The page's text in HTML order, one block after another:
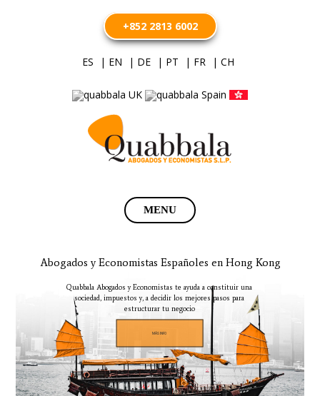
+852 2813 6002
ES | EN | DE | PT | FR | CH
MENU
MÁS INFO
Abogados y Economistas Españoles en Hong Kong
Quabbala Abogados y Economistas te ayuda a constituir una
sociedad, impuestos y, a decidir los mejores pasos para
estructurar tu negocio
Ayudamos a Nuestros Clientes a Tomar las
Mejores Decisiones para su Negocio